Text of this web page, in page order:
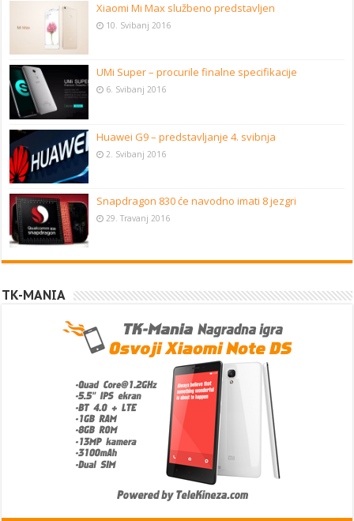
Xiaomi Mi Max službeno predstavljen
10. Svibanj 2016
UMi Super – procurile finalne specifikacije
6. Svibanj 2016
Huawei G9 – predstavljanje 4. svibnja
2. Svibanj 2016
Snapdragon 830 će navodno imati 8 jezgri
29. Travanj 2016
TK-MANIA